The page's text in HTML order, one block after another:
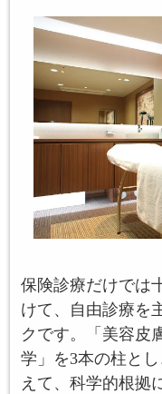
保険診療だけでは
けて、自由診療を
クです。「美容皮
学」を3本の柱と
えて、科学的根拠